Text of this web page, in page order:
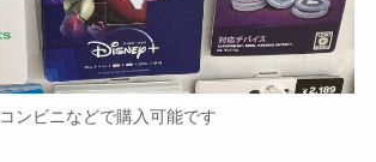
コンビニなどで購入可能です